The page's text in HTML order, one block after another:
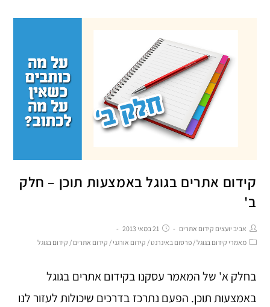
קידום אתרים בגוגל באמצעות תוכן – חלק
ב'
אביב יועצים קידום אתרים
21 במאי 2013
מאמרי קידום בגוגל/ פרסום באינרנט/ קידום אורגני / קידום אתרים / קידום בגוגל
בחלק א' של המאמר עסקנו בקידום אתרים בגוגל
באמצעות תוכן. הפעם נתרכז בדרכים שיכולות לעזור לנו